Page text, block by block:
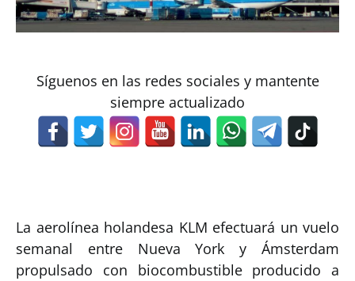
Síguenos en las redes sociales y mantente
siempre actualizado
La aerolínea holandesa KLM efectuará un vuelo
semanal entre Nueva York y Ámsterdam
propulsado con biocombustible producido a